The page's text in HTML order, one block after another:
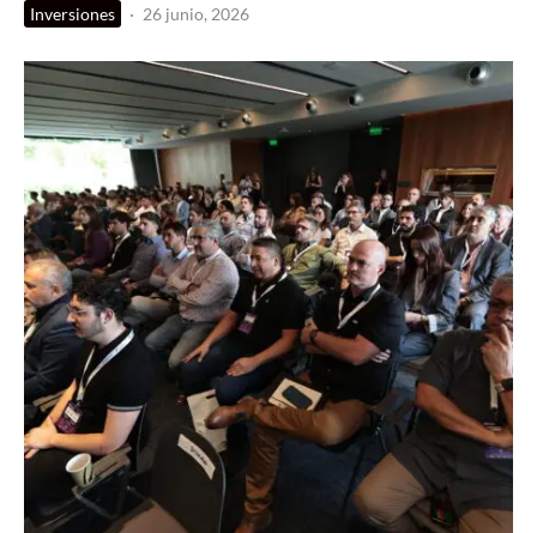
Inversiones · 26 junio, 2026